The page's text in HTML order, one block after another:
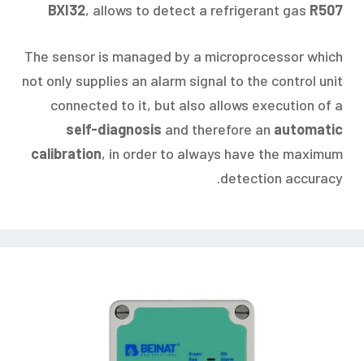
BXI32, allows to detect a refrigerant gas R507
The sensor is managed by a microprocessor which
not only supplies an alarm signal to the control unit
connected to it, but also allows execution of a
self-diagnosis and therefore an automatic
calibration, in order to always have the maximum
detection accuracy.